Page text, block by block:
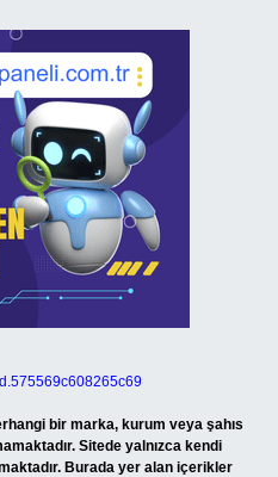
bir marka, kurum veya şahıs
Sitede yalnızca kendi
Burada yer alan içerikler